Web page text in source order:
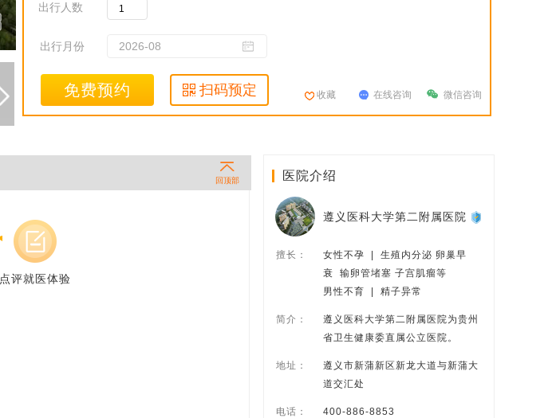
出行人数
出行月份
免费预约 扫码预定 收藏 在线咨询 微信咨询
回顶部
点评就医体验
医院介绍
遵义医科大学第二附属医院
擅长：
女性不孕  |  生殖内分泌 卵巢早
衰  输卵管堵塞 子宫肌瘤等
男性不育  |  精子异常
简介：
遵义医科大学第二附属医院为贵州
省卫生健康委直属公立医院。
地址：
遵义市新蒲新区新龙大道与新蒲大
道交汇处
电话： 400-886-8853